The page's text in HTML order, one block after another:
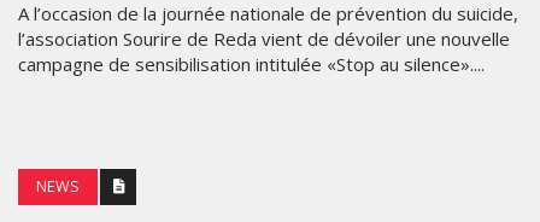
A l’occasion de la journée nationale de prévention du suicide,
l’association Sourire de Reda vient de dévoiler une nouvelle
campagne de sensibilisation intitulée «Stop au silence»....
NEWS